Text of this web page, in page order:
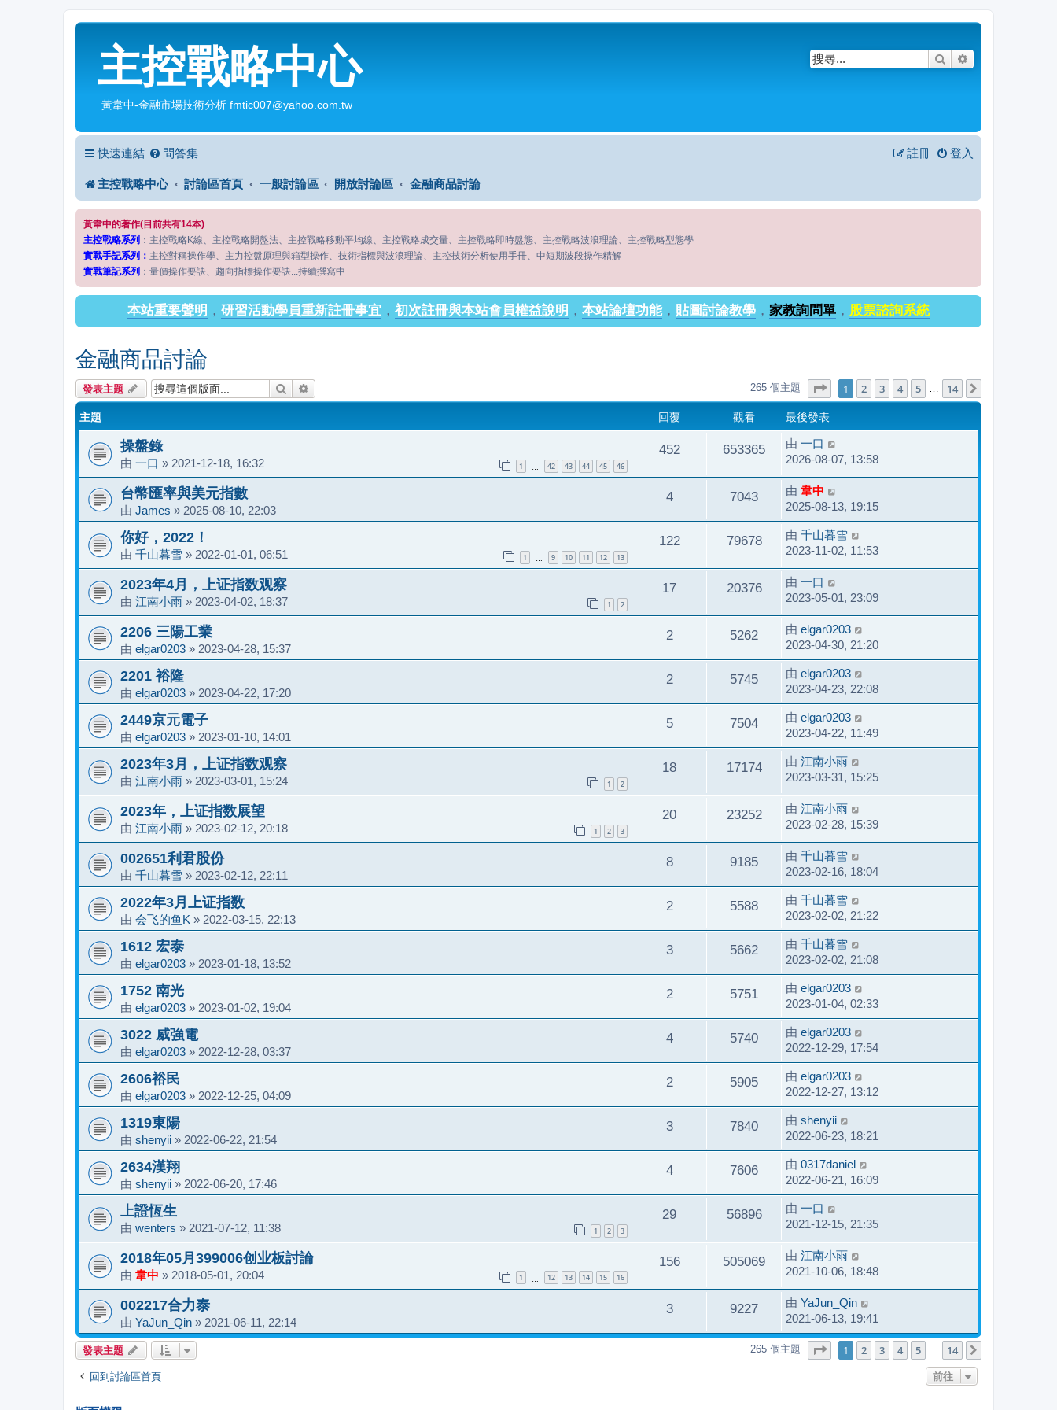
主控戰略中心
黃韋中-金融市場技術分析 fmtic007@yahoo.com.tw
搜尋
快速連結 問答集 登入
註冊
主控戰略中心 討論區首頁 一般討論區 開放討論區 金融商品討論
黃韋中的著作(目前共有14本)
主控戰略系列 ：主控戰略K線、主控戰略開盤法、主控戰略移動平均線、主控戰略成交量、主控戰略即時盤態、主控戰略波浪理論、主控戰略型態學
實戰手記系列： 主控對稱操作學、主力控盤原理與箱型操作、技術指標與波浪理論、主控技術分析使用手冊、中短期波段操作精解
實戰筆記系列 ：量價操作要訣、趨向指標操作要訣...持續撰寫中
本站重要聲明 ， 研習活動學員重新註冊事宜 ， 初次註冊與本站會員權益說明 ， 本站論壇功能， 貼圖討論教學 ， 家教詢問單 ， 股票諮詢系統
金融商品討論
發表主題 搜尋 265 個主題 1頁 (共 14 頁)
1 2 3 4 5 … 14
主題 回覆 觀看 最後發表
操盤錄
由 一口 » 2021-12-18, 16:32 1 42 43 44 45 46
452 653365 由 一口
2026-08-07, 13:58
台幣匯率與美元指數
由 James » 2025-08-10, 22:03
4 7043 由 韋中
2025-08-13, 19:15
你好，2022！
由 千山暮雪 » 2022-01-01, 06:51 1 9 10 11 12 13
122 79678 由 千山暮雪
2023-11-02, 11:53
2023年4月，上证指数观察
由 江南小雨 » 2023-04-02, 18:37 1 2
17 20376 由 一口
2023-05-01, 23:09
2206 三陽工業
由 elgar0203 » 2023-04-28, 15:37
2 5262 由 elgar0203
2023-04-30, 21:20
2201 裕隆
由 elgar0203 » 2023-04-22, 17:20
2 5745 由 elgar0203
2023-04-23, 22:08
2449京元電子
由 elgar0203 » 2023-01-10, 14:01
5 7504 由 elgar0203
2023-04-22, 11:49
2023年3月，上证指数观察
由 江南小雨 » 2023-03-01, 15:24 1 2
18 17174 由 江南小雨
2023-03-31, 15:25
2023年，上证指数展望
由 江南小雨 » 2023-02-12, 20:18 1 2 3
20 23252 由 江南小雨
2023-02-28, 15:39
002651利君股份
由 千山暮雪 » 2023-02-12, 22:11
8 9185 由 千山暮雪
2023-02-16, 18:04
2022年3月上证指数
由 会飞的鱼K » 2022-03-15, 22:13
2 5588 由 千山暮雪
2023-02-02, 21:22
1612 宏泰
由 elgar0203 » 2023-01-18, 13:52
3 5662 由 千山暮雪
2023-02-02, 21:08
1752 南光
由 elgar0203 » 2023-01-02, 19:04
2 5751 由 elgar0203
2023-01-04, 02:33
3022 威強電
由 elgar0203 » 2022-12-28, 03:37
4 5740 由 elgar0203
2022-12-29, 17:54
2606裕民
由 elgar0203 » 2022-12-25, 04:09
2 5905 由 elgar0203
2022-12-27, 13:12
1319東陽
由 shenyii » 2022-06-22, 21:54
3 7840 由 shenyii
2022-06-23, 18:21
2634漢翔
由 shenyii » 2022-06-20, 17:46
4 7606 由 0317daniel
2022-06-21, 16:09
上證恆生
由 wenters » 2021-07-12, 11:38 1 2 3
29 56896 由 一口
2021-12-15, 21:35
2018年05月399006创业板討論
由 韋中 » 2018-05-01, 20:04 1 12 13 14 15 16
156 505069 由 江南小雨
2021-10-06, 18:48
002217合力泰
由 YaJun_Qin » 2021-06-11, 22:14
3 9227 由 YaJun_Qin
2021-06-13, 19:41
發表主題 265 個主題 1頁 (共 14 頁)
1 2 3 4 5 … 14
回到討論區首頁 前往